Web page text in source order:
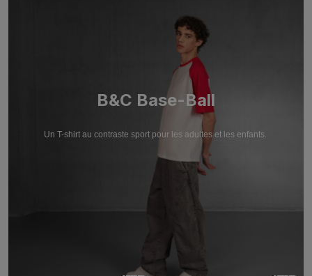
B&C Base-Ball
Un T-shirt au contraste sport pour les adultes et les enfants.